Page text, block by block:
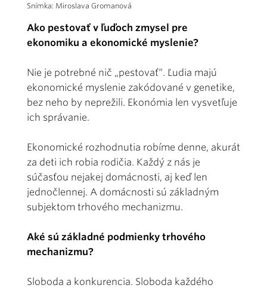
Snímka: Miroslava Gromanová
Ako pestovať v ľuďoch zmysel pre
ekonomiku a ekonomické myslenie?
Nie je potrebné nič „pestovať“. Ľudia majú
ekonomické myslenie zakódované v genetike,
bez neho by neprežili. Ekonómia len vysvetľuje
ich správanie.
Ekonomické rozhodnutia robíme denne, akurát
za deti ich robia rodičia. Každý z nás je
súčasťou nejakej domácnosti, aj keď len
jednočlennej. A domácnosti sú základným
subjektom trhového mechanizmu.
Aké sú základné podmienky trhového
mechanizmu?
Sloboda a konkurencia. Sloboda každého